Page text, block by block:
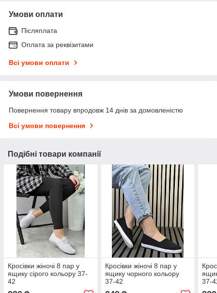
Умови оплати
Післяплата
Оплата за реквізитами
Всі умови оплати
Умови повернення
Повернення товару впродовж 14 днів за домовленістю
Всі умови повернення
Подібні товари компанії
Кросівки жіночі 8 пар у
ящику сірого кольору 37-
42
Кросівки жіночі 8 пар у
ящику чорного кольору
37-42
37-